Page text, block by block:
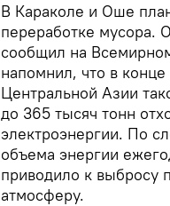
В Караколе и Оше
переработке мусора.
сообщил на
напомнил, что в
Центральной Азии
до 365 тысяч тонн
электроэнергии. По
объема энергии
приводило к выбросу
атмосферу.